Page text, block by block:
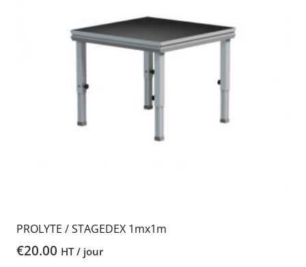
PROLYTE / STAGEDEX 1mx1m
€20.00 HT / jour